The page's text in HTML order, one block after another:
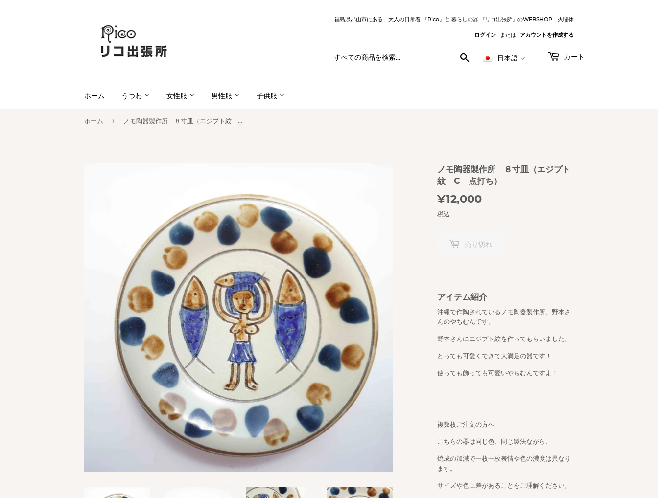
福島県郡山市にある、大人の日常着 『Rico』と 暮らしの器 『リコ出張所』のWEBSHOP 火曜休
ログイン または アカウントを作成する
日本語 カート
ホーム うつわ 女性服 男性服 子供服
ホーム › ノモ陶器製作所 ８寸皿（エジプト紋 C 点打ち）
ノモ陶器製作所 ８寸皿（エジプト
紋 C 点打ち）
¥12,000
税込
売り切れ
アイテム紹介
沖縄で作陶されているノモ陶器製作所、野本さ
んのやちむんです。
野本さんにエジプト紋を作ってもらいました。
とっても可愛くできて大満足の器です！
使っても飾っても可愛いやちむんですよ！
複数枚ご注文の方へ
こちらの器は同じ色、同じ製法ながら、
焼成の加減で一枚一枚表情や色の濃度は異なり
ます。
サイズや色に差があることをご理解ください。